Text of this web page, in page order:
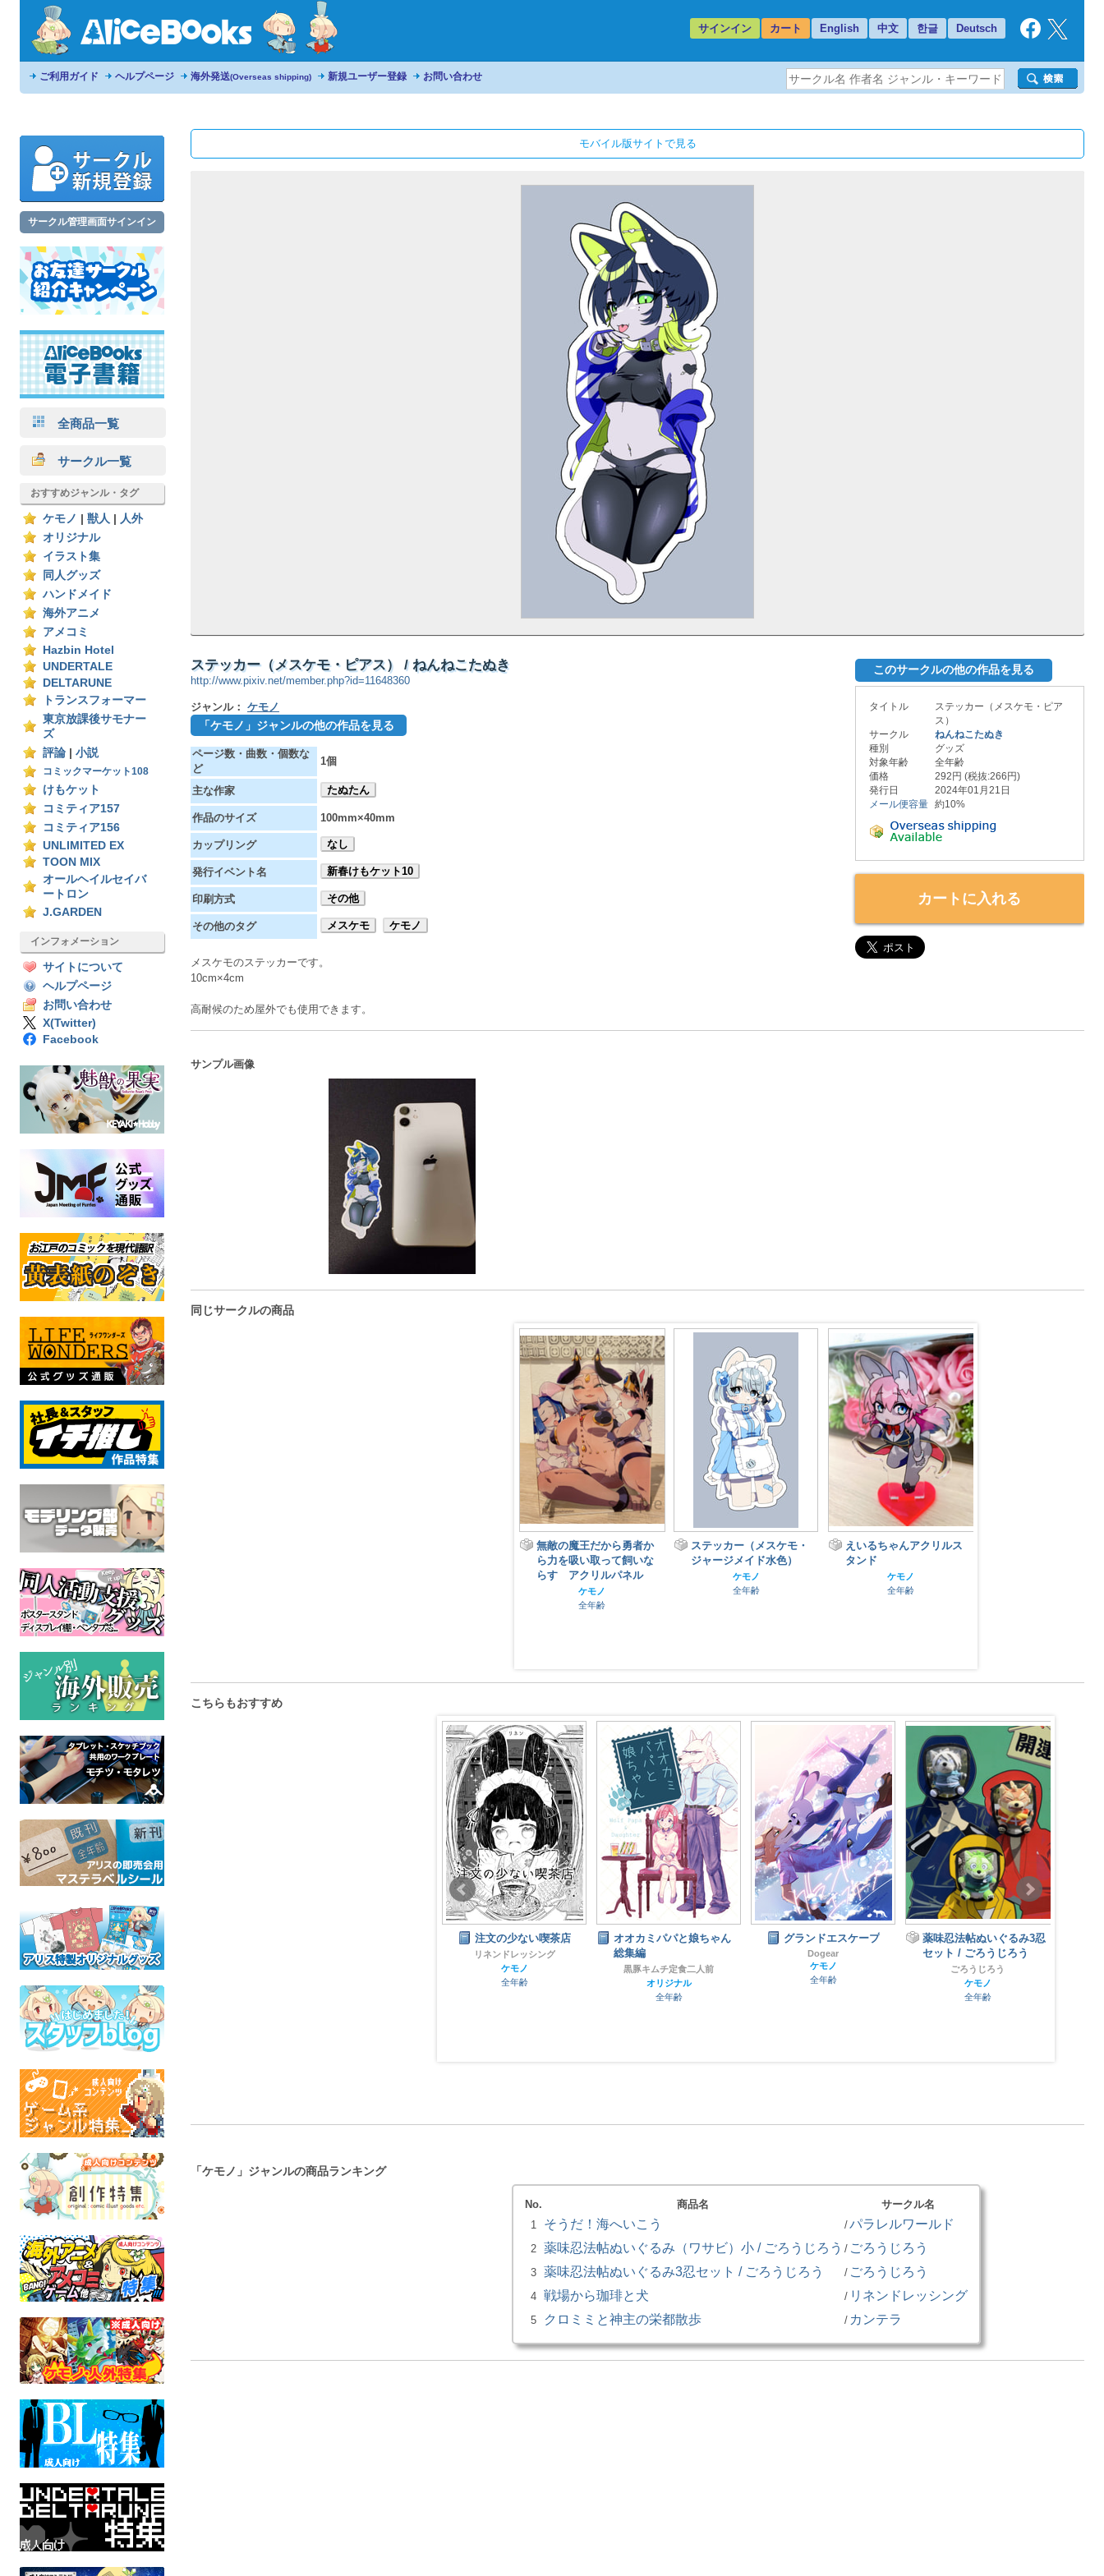
サインイン カート English 中文 한글 Deutsch
ご利用ガイド ヘルプページ 海外発送(Overseas shipping) 新規ユーザー登録 お問い合わせ
サークル管理画面サインイン
全商品一覧
サークル一覧
おすすめジャンル・タグ
ケモノ 獣人
人外
オリジナル
イラスト集
同人グッズ
ハンドメイド
海外アニメ
アメコミ
Hazbin Hotel
UNDERTALE
DELTARUNE
トランスフォーマー
東京放課後サモナー
ズ
評論
小説
コミックマーケット108
けもケット
コミティア157
コミティア156
UNLIMITED EX
TOON MIX
オールヘイルセイバ
ートロン
J.GARDEN
インフォメーション
サイトについて
ヘルプページ
お問い合わせ
X(Twitter)
Facebook
モバイル版サイトで見る
ステッカー（メスケモ・ピアス） / ねんねこたぬき
http://www.pixiv.net/member.php?id=11648360
ジャンル： ケモノ
「ケモノ」ジャンルの他の作品を見る
ページ数・曲数・個数な
ど
1個
主な作家 たぬたん
作品のサイズ 100mm×40mm
カップリング なし
発行イベント名 新春けもケット10
印刷方式 その他
その他のタグ メスケモ ケモノ
メスケモのステッカーです。
10cm×4cm
高耐候のため屋外でも使用できます。
このサークルの他の作品を見る
タイトル
ステッカー（メスケモ・ピア
ス）
サークル
ねんねこたぬき
種別
グッズ
対象年齢
全年齢
価格
292円 (税抜:266円)
発行日
2024年01月21日
メール便容量 約10%
カートに入れる
サンプル画像
同じサークルの商品
無敵の魔王だから勇者か
らす アクリルパネル
ケモノ
全年齢
無敵の魔王だから勇者か
ら力を吸い取って飼いな
らす アクリルパネル
ケモノ
全年齢
ステッカー（メスケモ・
ジャージメイド水色）
ケモノ
全年齢
えいるちゃんアクリルス
タンド
ケモノ
全年齢
こちらもおすすめ
踊り子の箱庭
ゆめみるサブマリン
ケモノ
鳥漫画誌 COMIC BIRD
No.1
注文の少ない喫茶店
リネンドレッシング
ケモノ
全年齢
オオカミパパと娘ちゃん
総集編
黒豚キムチ定食二人前
オリジナル
全年齢
グランドエスケープ
Dogear
ケモノ
全年齢
薬味忍法帖ぬいぐるみ3忍
セット / ごろうじろう
ごろうじろう
ケモノ
全年齢
「ケモノ」ジャンルの商品ランキング
No. 商品名
サークル名
1
そうだ！海へいこう /パラレルワールド
2 薬味忍法帖ぬいぐるみ（ワサビ）小 / ごろうじろう / ごろうじろう
3 薬味忍法帖ぬいぐるみ3忍セット / ごろうじろう / ごろうじろう
4 戦場から珈琲と犬 / リネンドレッシング
5 クロミミと神主の栄都散歩 / カンテラ